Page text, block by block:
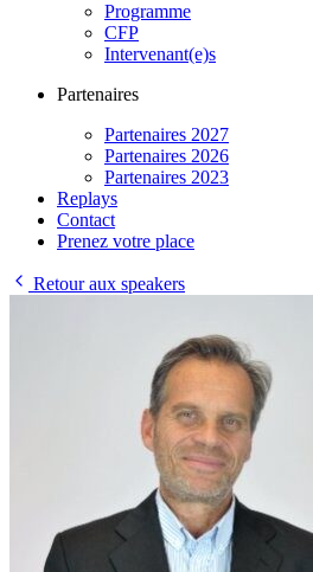
Programme
CFP
Intervenant(e)s
Partenaires
Partenaires 2027
Partenaires 2026
Partenaires 2023
Replays
Contact
Prenez votre place
Retour aux speakers